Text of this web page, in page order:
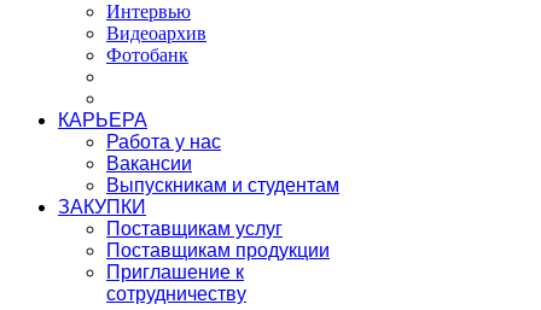
Интервью
Видеоархив
Фотобанк
КАРЬЕРА
Работа у нас
Вакансии
Выпускникам и студентам
ЗАКУПКИ
Поставщикам услуг
Поставщикам продукции
Приглашение к
сотрудничеству